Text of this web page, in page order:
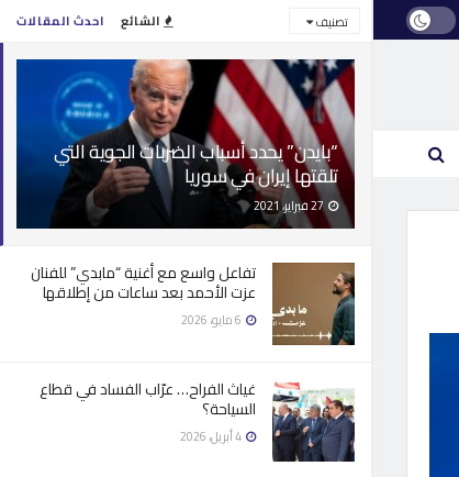
احدث المقالات الشائع تصنيف
“بايدن” يحدد أسباب الضربات الجوية التي
تلقتها إيران في سوريا
27 فبراير، 2021
تفاعل واسع مع أغنية “مابدي” للفنان
عزت الأحمد بعد ساعات من إطلاقها
غياث الفراح… عرّاب الفساد في قطاع
السياحة؟